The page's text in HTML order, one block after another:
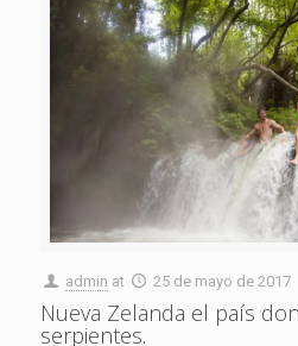
admin at 25 de mayo de 2017
Nueva Zelanda el país
serpientes.